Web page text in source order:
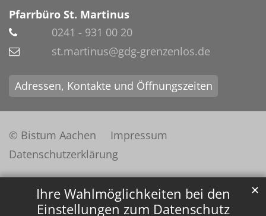
Ihre Wahlmöglichkeiten bei den
Einstellungen zum Datenschutz
✕
Pfarrbüro St. Martinus
0241 - 931 00 20
st.martinus@gdg-grenzenlos.de
Adressen, Kontakte und Öffnungszeiten
© Bistum Aachen
Impressum
Datenschutzerklärung